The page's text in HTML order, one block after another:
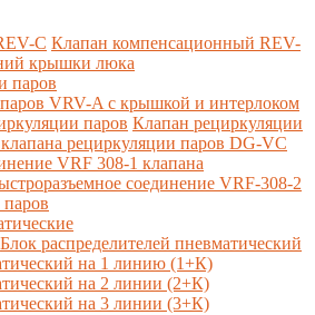
C Клапан компенсационный REV-
крышки люка
паров
VRV-A с крышкой и интерлоком
паров Клапан рециркуляции
рециркуляции паров DG-VC
VRF 308-1 клапана
соединение VRF-308-2
Блок распределителей пневматический
на 1 линию (1+К)
на 2 линии (2+К)
на 3 линии (3+К)